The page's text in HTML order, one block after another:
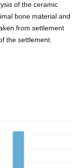
of the ceramic
bone material and
from settlement
the settlement.